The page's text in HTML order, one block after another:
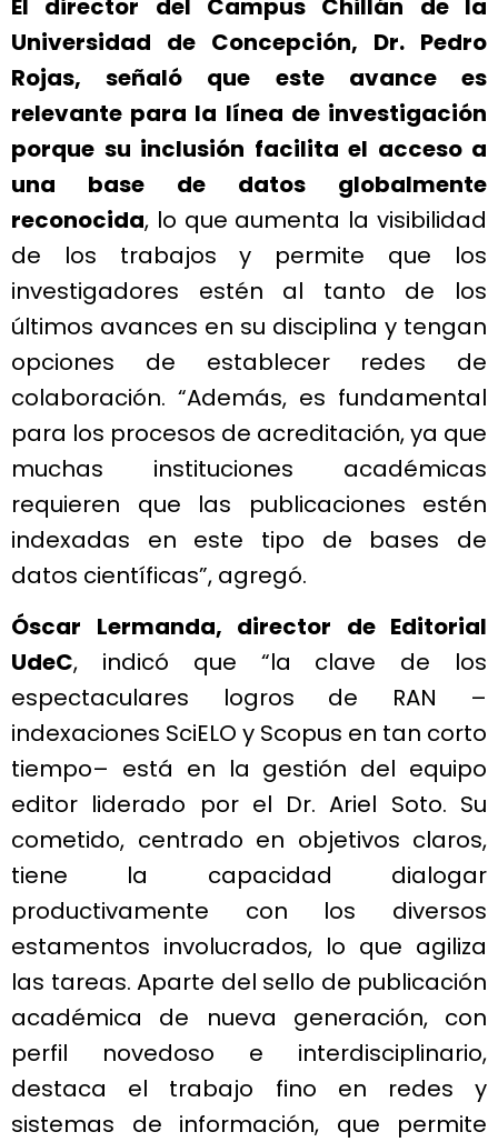
El director del Campus Chillán de la
Universidad de Concepción, Dr. Pedro
Rojas,señaló que este avance es
relevante para la línea de investigación
porque su inclusión facilita el acceso a
una base de datos globalmente
reconocida, lo que aumenta la visibilidad
de los trabajos y permite que los
investigadores estén al tanto de los
últimos avances en su disciplina y tengan
opciones de establecer redes de
colaboración. “Además, es fundamental
para los procesos de acreditación, ya que
muchas instituciones académicas
requieren que las publicaciones estén
indexadas en este tipo de bases de
datos científicas”, agregó.
Óscar Lermanda, director de Editorial
UdeC, indicó que “la clave de los
espectaculares logros de RAN –
indexaciones SciELO y Scopus en tan corto
tiempo– está en la gestión del equipo
editor liderado por el Dr. Ariel Soto. Su
cometido, centrado en objetivos claros,
tiene la capacidad dialogar
productivamente con los diversos
estamentos involucrados, lo que agiliza
las tareas. Aparte del sello de publicación
académica de nueva generación, con
perfil novedoso e interdisciplinario,
destaca el trabajo fino en redes y
sistemas de información, que permite